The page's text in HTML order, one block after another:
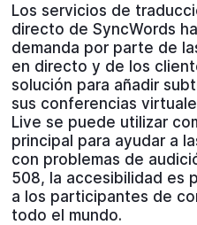
Los servicios de
directo de SyncWords
demanda por parte de
en directo y de los
solución para añadir
sus conferencias
Live se puede utilizar
principal para ayudar a
con problemas de
508, la accesibilidad es
a los participantes de
todo el mundo.